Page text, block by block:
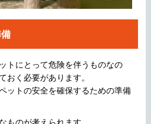
トにとって危険を伴うものなの
おく必要があります。
ットの安全を確保するための準備
ものが考えられます。